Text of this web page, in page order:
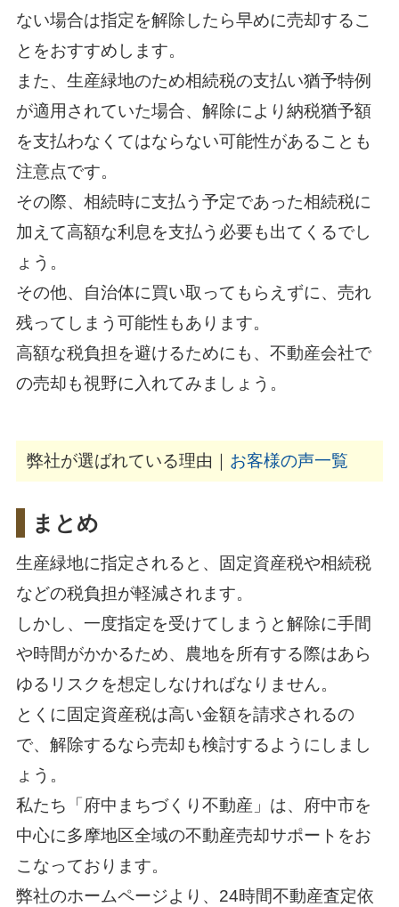
ない場合は指定を解除したら早めに売却するこ
とをおすすめします。
また、生産緑地のため相続税の支払い猶予特例
が適用されていた場合、解除により納税猶予額
を支払わなくてはならない可能性があることも
注意点です。
その際、相続時に支払う予定であった相続税に
加えて高額な利息を支払う必要も出てくるでし
ょう。
その他、自治体に買い取ってもらえずに、売れ
残ってしまう可能性もあります。
高額な税負担を避けるためにも、不動産会社で
の売却も視野に入れてみましょう。
弊社が選ばれている理由｜ お客様の声一覧
まとめ
生産緑地に指定されると、固定資産税や相続税
などの税負担が軽減されます。
しかし、一度指定を受けてしまうと解除に手間
や時間がかかるため、農地を所有する際はあら
ゆるリスクを想定しなければなりません。
とくに固定資産税は高い金額を請求されるの
で、解除するなら売却も検討するようにしまし
ょう。
私たち「 府中まちづくり不動産 」は、府中市を
中心に多摩地区全域の不動産売却サポートをお
こなっております。
弊社のホームページより、24時間不動産査定依